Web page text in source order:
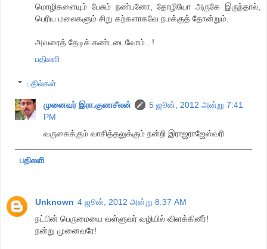
மொழிகளையும் பேசும் நண்பனோ, தோழியோ அருகே இருந்தால்,
பெரிய மலைகளும் சிறு கற்களாகவே நமக்குத் தோன்றும்.
அவரைத் தேடிக் கண்டடைவோம்.. !
பதிலளி
பதில்கள்
முனைவர் இரா.குணசீலன்
5 ஜூன், 2012 அன்று 7:41
PM
வருகைக்கும் வாசித்தலுக்கும் நன்றி இராஜராஜேஸ்வரி
பதிலளி
Unknown 4 ஜூன், 2012 அன்று 8:37 AM
நட்பின் பெருமையை வள்ளுவர் வழியில் விளக்கினீர்!
நன்று முனைவரே!